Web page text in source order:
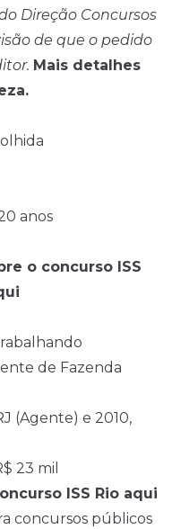
Direção Concursos
de que o pedido
Mais detalhes
anos
o concurso ISS
de Fazenda
(Agente) e 2010,
23 mil
ISS Rio aqui
concursos públicos